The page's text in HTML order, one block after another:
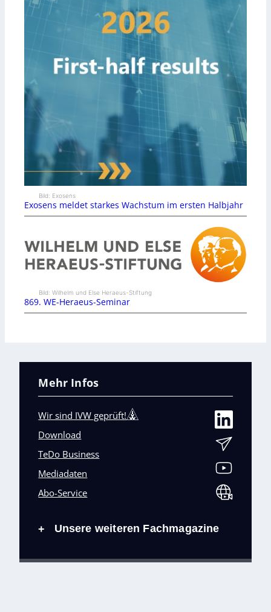
Bild: Exosens
Exosens meldet starkes Wachstum im ersten Halbjahr
Bild: Wilhelm und Else Heraeus-Stiftung
869. WE-Heraeus-Seminar
Mehr Infos
Wir sind IVW geprüft!
Download
TeDo Business
Mediadaten
Abo-Service
+ Unsere weiteren Fachmagazine